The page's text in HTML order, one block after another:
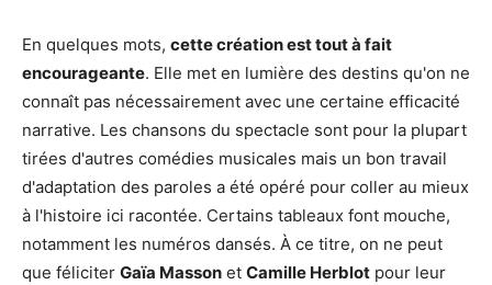
En quelques mots, cette création est tout à fait
encourageante. Elle met en lumière des destins qu'on ne
connaît pas nécessairement avec une certaine efficacité
narrative. Les chansons du spectacle sont pour la plupart
tirées d'autres comédies musicales mais un bon travail
d'adaptation des paroles a été opéré pour coller au mieux
à l'histoire ici racontée. Certains tableaux font mouche,
notamment les numéros dansés. À ce titre, on ne peut
que féliciter Gaïa Masson et Camille Herblot pour leur